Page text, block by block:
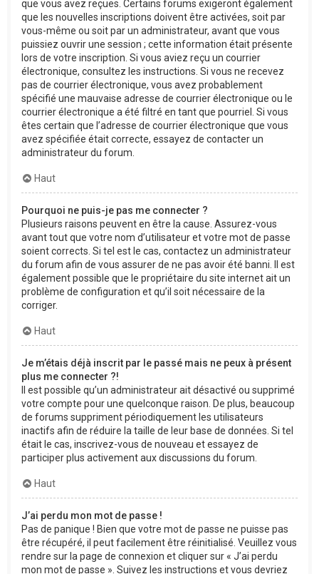
que vous avez reçues. Certains forums exigeront également
que les nouvelles inscriptions doivent être activées, soit par
vous-même ou soit par un administrateur, avant que vous
puissiez ouvrir une session ; cette information était présente
lors de votre inscription. Si vous aviez reçu un courrier
électronique, consultez les instructions. Si vous ne recevez
pas de courrier électronique, vous avez probablement
spécifié une mauvaise adresse de courrier électronique ou le
courrier électronique a été filtré en tant que pourriel. Si vous
êtes certain que l’adresse de courrier électronique que vous
avez spécifiée était correcte, essayez de contacter un
administrateur du forum.
Haut
Pourquoi ne puis-je pas me connecter ?
Plusieurs raisons peuvent en être la cause. Assurez-vous
avant tout que votre nom d’utilisateur et votre mot de passe
soient corrects. Si tel est le cas, contactez un administrateur
du forum afin de vous assurer de ne pas avoir été banni. Il est
également possible que le propriétaire du site internet ait un
problème de configuration et qu’il soit nécessaire de la
corriger.
Haut
Je m’étais déjà inscrit par le passé mais ne peux à présent
plus me connecter ?!
Il est possible qu’un administrateur ait désactivé ou supprimé
votre compte pour une quelconque raison. De plus, beaucoup
de forums suppriment périodiquement les utilisateurs
inactifs afin de réduire la taille de leur base de données. Si tel
était le cas, inscrivez-vous de nouveau et essayez de
participer plus activement aux discussions du forum.
Haut
J’ai perdu mon mot de passe !
Pas de panique ! Bien que votre mot de passe ne puisse pas
être récupéré, il peut facilement être réinitialisé. Veuillez vous
rendre sur la page de connexion et cliquer sur « J’ai perdu
mon mot de passe ». Suivez les instructions et vous devriez